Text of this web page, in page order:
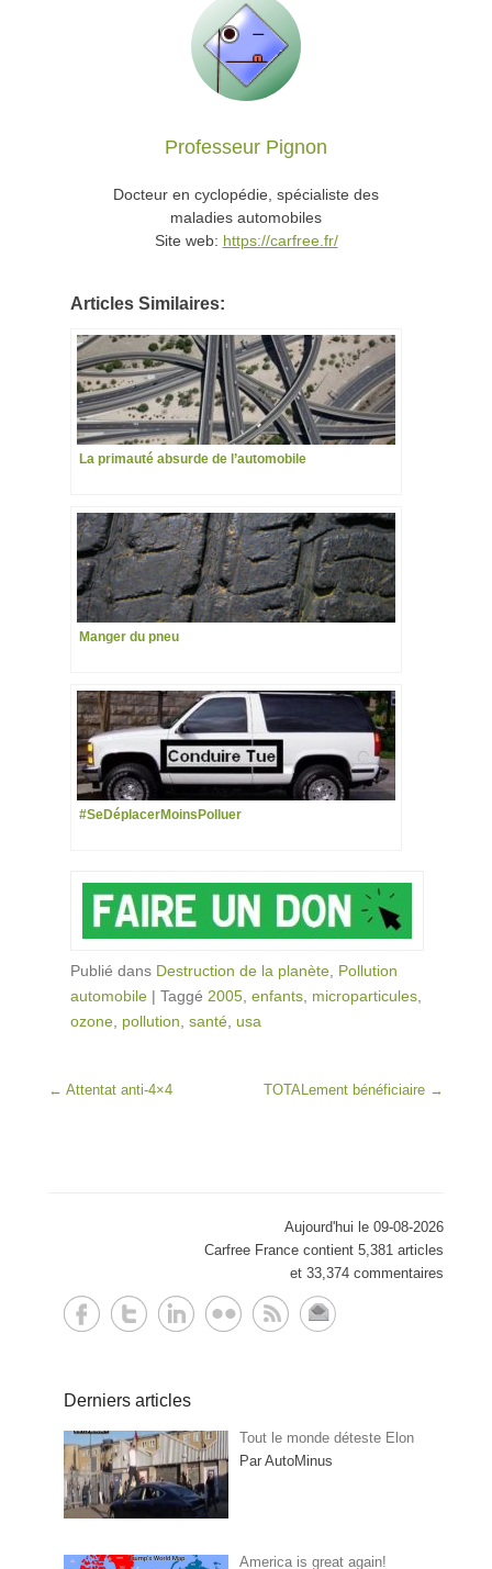
Professeur Pignon
Docteur en cyclopédie, spécialiste des
maladies automobiles
Site web: https://carfree.fr/
Articles Similaires:
La primauté absurde de l’automobile
Manger du pneu
#SeDéplacerMoinsPolluer
Publié dans Destruction de la planète Pollution
automobile | Taggé 2005 enfants microparticules
ozone pollution santé usa
Post navigation
← Attentat anti-4×4 TOTALement bénéficiaire →
Aujourd'hui le 09-08-2026
Carfree France contient 5,381 articles
et 33,374 commentaires
Derniers articles
Tout le monde déteste Elon
Par AutoMinus
America is great again!